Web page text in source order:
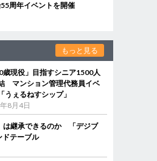
周年イベントを開催
もっと見る
歳現役」目指すシニア1500人
マンション管理代務員イベ
うぇるねすシップ」
8月4日
は継承できるのか 「デジブ
ドテーブル